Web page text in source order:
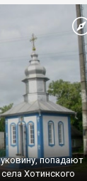
попадают
Хотинского